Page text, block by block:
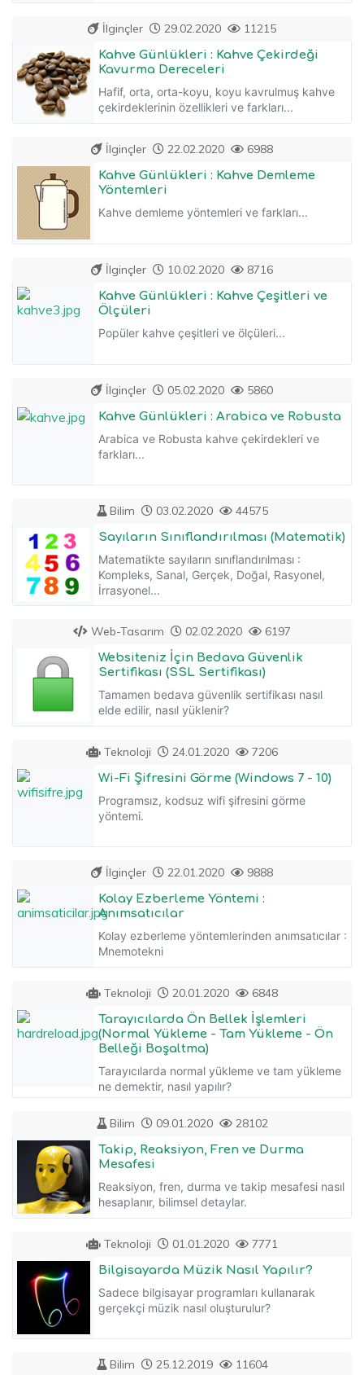
İlginçler 29.02.2020 11215
Kahve Günlükleri : Kahve Çekirdeği
Kavurma Dereceleri
Hafif, orta, orta-koyu, koyu kavrulmuş kahve
çekirdeklerinin özellikleri ve farkları...
İlginçler 22.02.2020 6988
Kahve Günlükleri : Kahve Demleme
Yöntemleri
Kahve demleme yöntemleri ve farkları...
İlginçler 10.02.2020 8716
Kahve Günlükleri : Kahve Çeşitleri ve
Ölçüleri
Popüler kahve çeşitleri ve ölçüleri...
İlginçler 05.02.2020 5860
Kahve Günlükleri : Arabica ve Robusta
Arabica ve Robusta kahve çekirdekleri ve
farkları...
Bilim 03.02.2020 44575
Sayıların Sınıflandırılması (Matematik)
Matematikte sayıların sınıflandırılması :
Kompleks, Sanal, Gerçek, Doğal, Rasyonel,
İrrasyonel...
Web-Tasarım 02.02.2020 6197
Websiteniz İçin Bedava Güvenlik
Sertifikası (SSL Sertifikası)
Tamamen bedava güvenlik sertifikası nasıl
elde edilir, nasıl yüklenir?
Teknoloji 24.01.2020 7206
Wi-Fi Şifresini Görme (Windows 7 - 10)
Programsız, kodsuz wifi şifresini görme
yöntemi.
İlginçler 22.01.2020 9888
Kolay Ezberleme Yöntemi :
Anımsatıcılar
Kolay ezberleme yöntemlerinden anımsatıcılar :
Mnemotekni
Teknoloji 20.01.2020 6848
Tarayıcılarda Ön Bellek İşlemleri
(Normal Yükleme - Tam Yükleme - Ön
Belleği Boşaltma)
Tarayıcılarda normal yükleme ve tam yükleme
ne demektir, nasıl yapılır?
Bilim 09.01.2020 28102
Takip, Reaksiyon, Fren ve Durma
Mesafesi
Reaksiyon, fren, durma ve takip mesafesi nasıl
hesaplanır, bilimsel detaylar.
Teknoloji 01.01.2020 7771
Bilgisayarda Müzik Nasıl Yapılır?
Sadece bilgisayar programları kullanarak
gerçekçi müzik nasıl oluşturulur?
Bilim 25.12.2019 11604